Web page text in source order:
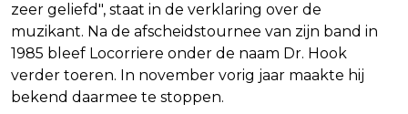
zeer geliefd", staat in de verklaring over de
muzikant. Na de afscheidstournee van zijn band in
1985 bleef Locorriere onder de naam Dr. Hook
verder toeren. In november vorig jaar maakte hij
bekend daarmee te stoppen.